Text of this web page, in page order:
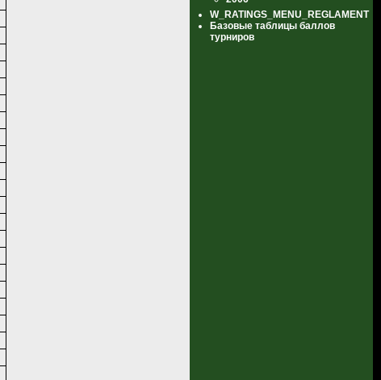
W_RATINGS_MENU_REGLAMENT
Базовые таблицы баллов
турниров